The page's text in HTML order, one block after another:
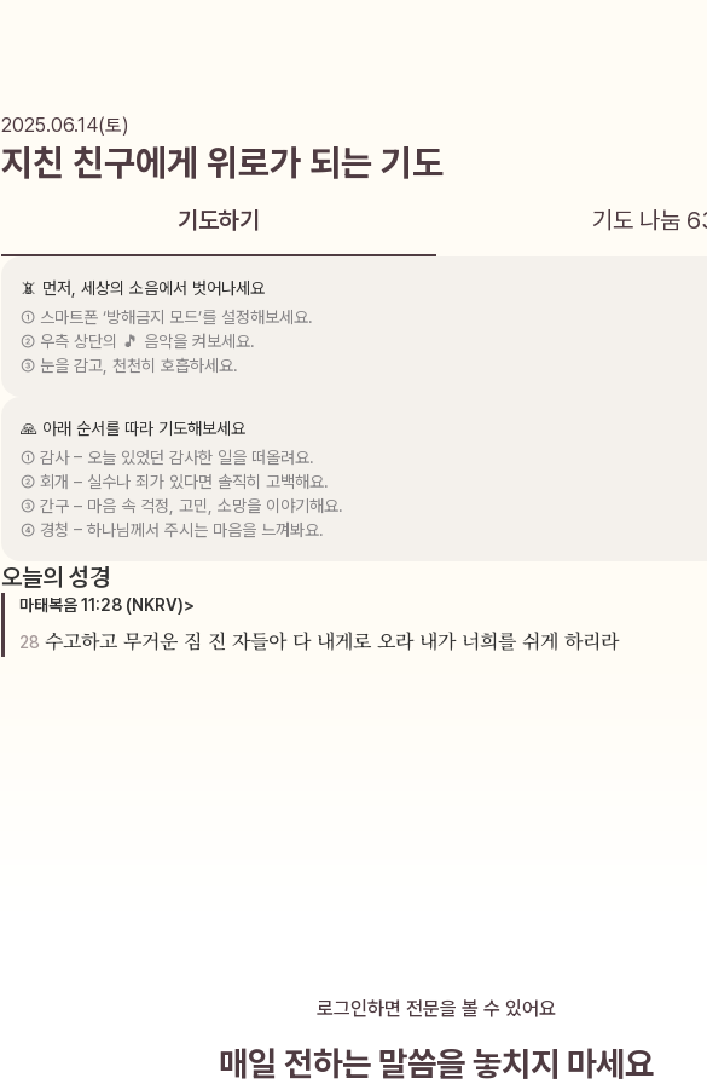
2025.06.14(토)
지친 친구에게 위로가 되는 기도
기도하기 기도 나눔
📵 먼저, 세상의 소음에서 벗어나세요
① 스마트폰 ‘방해금지 모드’를 설정해보세요.
② 우측 상단의 🎵 음악을 켜보세요.
③ 눈을 감고, 천천히 호흡하세요.
🙏 아래 순서를 따라 기도해보세요
① 감사 – 오늘 있었던 감사한 일을 떠올려요.
② 회개 – 실수나 죄가 있다면 솔직히 고백해요.
③ 간구 – 마음 속 걱정, 고민, 소망을 이야기해요.
④ 경청 – 하나님께서 주시는 마음을 느껴봐요.
오늘의 성경
마태복음11 :28 (NKRV)>
28 수고하고 무거운 짐 진 자들아 다 내게로 오라 내가 너희를 쉬게 하리라
로그인하면 전문을 볼 수 있어요
매일 전하는 말씀을놓치지 마세요